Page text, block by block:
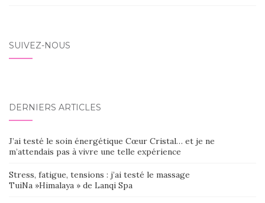
SUIVEZ-NOUS
DERNIERS ARTICLES
J’ai testé le soin énergétique Cœur Cristal… et je ne
m’attendais pas à vivre une telle expérience
Stress, fatigue, tensions : j’ai testé le massage
TuiNa »Himalaya » de Lanqi Spa